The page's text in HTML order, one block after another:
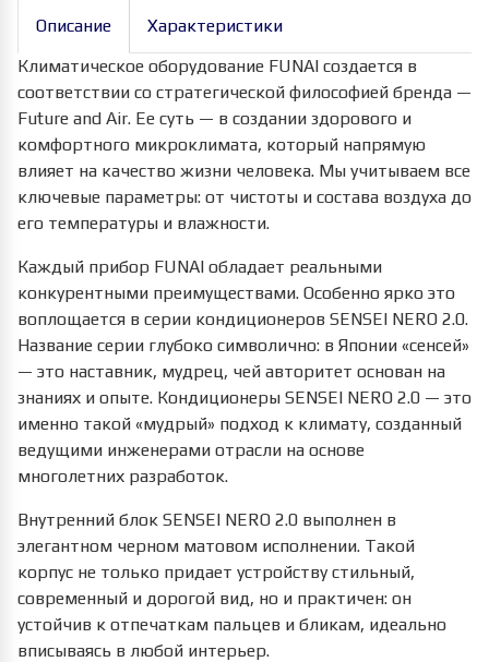
Описание
Характеристики
Климатическое оборудование FUNAI создается в
соответствии со стратегической философией бренда —
Future and Air. Ее суть — в создании здорового и
комфортного микроклимата, который напрямую
влияет на качество жизни человека. Мы учитываем все
ключевые параметры: от чистоты и состава воздуха до
его температуры и влажности.
Каждый прибор FUNAI обладает реальными
конкурентными преимуществами. Особенно ярко это
воплощается в серии кондиционеров SENSEI NERO 2.0.
Название серии глубоко символично: в Японии «сенсей»
— это наставник, мудрец, чей авторитет основан на
знаниях и опыте. Кондиционеры SENSEI NERO 2.0 — это
именно такой «мудрый» подход к климату, созданный
ведущими инженерами отрасли на основе
многолетних разработок.
Внутренний блок SENSEI NERO 2.0 выполнен в
элегантном черном матовом исполнении. Такой
корпус не только придает устройству стильный,
современный и дорогой вид, но и практичен: он
устойчив к отпечаткам пальцев и бликам, идеально
вписываясь в любой интерьер.